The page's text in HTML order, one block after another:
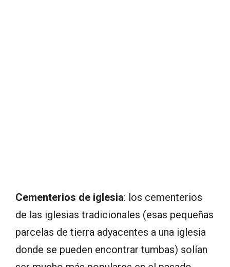
Cementerios de iglesia: los cementerios
de las iglesias tradicionales (esas pequeñas
parcelas de tierra adyacentes a una iglesia
donde se pueden encontrar tumbas) solían